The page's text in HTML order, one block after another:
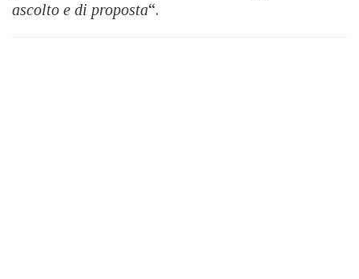
ascolto e di proposta“.